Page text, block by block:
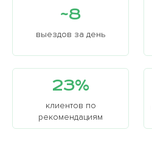
~8
выездов за день
23%
клиентов по
рекомендациям